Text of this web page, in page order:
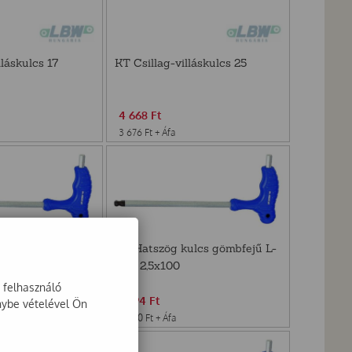
17 KT Csillag-villáskulcs 25
4 668 Ft
3 676 Ft + Áfa
KT Hatszög kulcs gömbfejű L-
nyél 2,5x100
2 794 Ft
2 200 Ft + Áfa
felhasználó
vételével Ön